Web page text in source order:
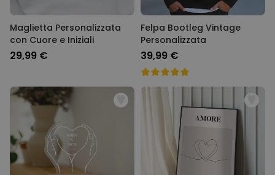
Maglietta Personalizzata
con Cuore e Iniziali
29,99 €
Felpa Bootleg Vintage
Personalizzata
39,99 €